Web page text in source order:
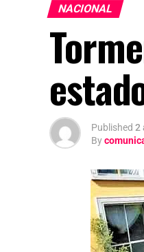
NACIONAL
Published 2
By